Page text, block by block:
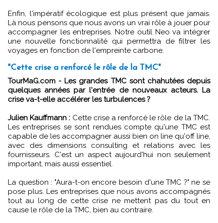
Enfin, l'impératif écologique est plus présent que jamais.
Là nous pensons que nous avons un vrai rôle à jouer pour
accompagner les entreprises. Notre outil Neo va intégrer
une nouvelle fonctionnalité qui permettra de filtrer les
voyages en fonction de l'empreinte carbone.
"Cette crise a renforcé le rôle de la TMC"
TourMaG.com - Les grandes TMC sont chahutées depuis
quelques années par l'entrée de nouveaux acteurs. La
crise va-t-elle accélérer les turbulences ?
Julien Kauffmann : Cette crise a renforcé le rôle de la TMC.
Les entreprises se sont rendues compte qu'une TMC est
capable de les accompagner aussi bien on line qu'off line,
avec des dimensions consulting et relations avec les
fournisseurs. C'est un aspect aujourd'hui non seulement
important, mais aussi essentiel.
La question : "Aura-t-on encore besoin d'une TMC ?" ne se
pose plus. Les entreprises que nous avons accompagnés
tout au long de cette crise ne mettent pas du tout en
cause le rôle de la TMC, bien au contraire.